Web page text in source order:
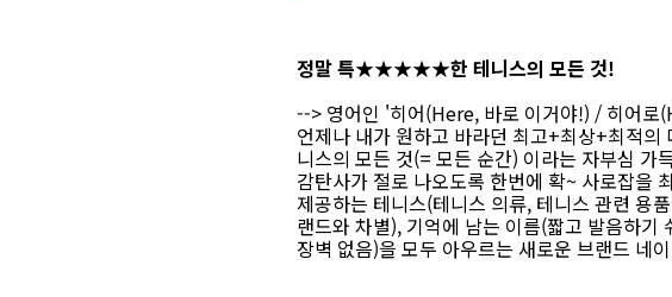
정말 특★★★★★한 테니스의 모든 것!
--> 영어인 '히어(Here, 바로 이거야!) / 히어
언제나 내가 원하고 바라던 최고+최상+최적
니스의 모든 것(= 모든 순간) 이라는 자부심
감탄사가 절로 나오도록 한번에 확~ 사로잡을
제공하는 테니스(테니스 의류, 테니스 관련 용
랜드와 차별), 기억에 남는 이름(짧고 발음하
장벽 없음)을 모두 아우르는 새로운 브랜드